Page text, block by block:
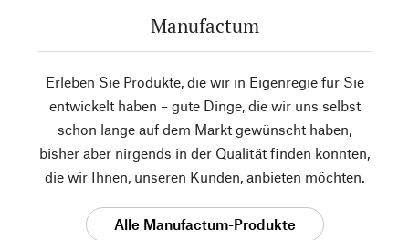
Manufactum
Erleben Sie Produkte, die wir in Eigenregie für Sie
entwickelt haben – gute Dinge, die wir uns selbst
schon lange auf dem Markt gewünscht haben,
bisher aber nirgends in der Qualität finden konnten,
die wir Ihnen, unseren Kunden, anbieten möchten.
Alle Manufactum-Produkte